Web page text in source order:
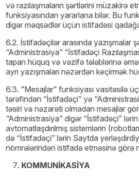
və razılaşmaların şərtlərini müzakirə
funksiyasından yararlana bilər. Bu
digər məqsədlər üçün istifadəsi
6.2. İstifadəçilər arasında yazışmalar
“Administrasiya” “İstifadəçi
tapan hüquq və vəzifə tələblərinə
ayrı yazışmaları nəzərdən keçirmək
6.3. “Mesajlar” funksiyası vasitəsilə
tərəfindən “İstifadəçi” yə
təsiri və nəzarəti olmadan mesajlar
“Administrasiya” digər “İstifadəçi”
avtomatlaşdırılmış sistemlərin
də “İstifadəçi” lərin Saytda
nömrələrindən istifadə etməsinə görə
KOMMUNİKASİYA